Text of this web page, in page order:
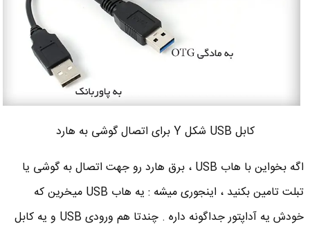
کابل USB شکل Y برای اتصال گوشی به هارد
اگه بخواین با هاب USB ، برق هارد رو جهت اتصال به گوشی یا
تبلت تامین بکنید ، اینجوری میشه : یه هاب USB میخرین که
خودش یه آداپتور جداگونه داره . چندتا هم ورودی USB و یه کابل